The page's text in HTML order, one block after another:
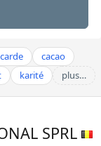
cacao
karité plus…
SPRL